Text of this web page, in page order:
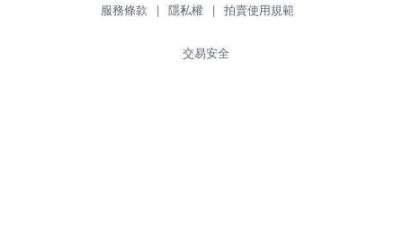
服務條款 | 隱私權 | 拍賣使用規範
交易安全